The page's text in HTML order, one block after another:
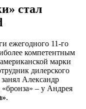
стал
ежегодного 11-го
компетентным
марки
дилерского
Александр
«бронза» – у Андрея
.